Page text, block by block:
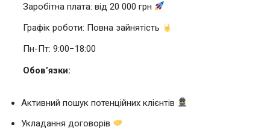
Заробітна плата: від 20 000 грн
Графік роботи: Повна зайнятість
Пн-Пт: 9:00−18:00
Обов’язки:
Активний пошук потенційних клієнтів
Укладання договорів